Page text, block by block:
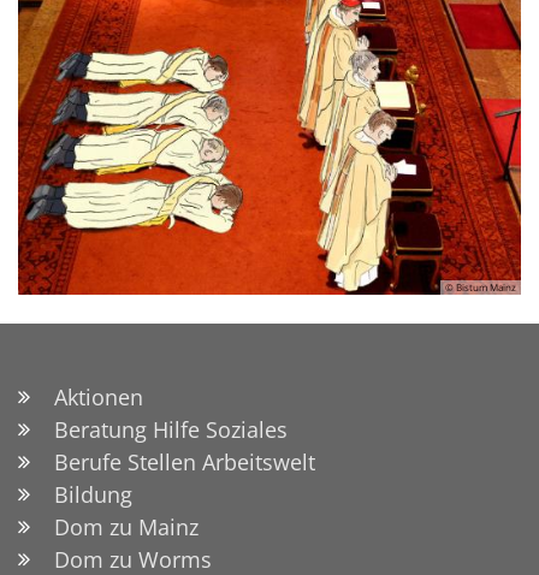
© Bistum Mainz
Aktionen
Beratung Hilfe Soziales
Berufe Stellen Arbeitswelt
Bildung
Dom zu Mainz
Dom zu Worms